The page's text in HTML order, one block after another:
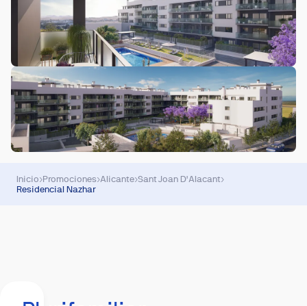
Inicio›Promociones›Alicante›Sant Joan D'Alacant›
Residencial Nazhar